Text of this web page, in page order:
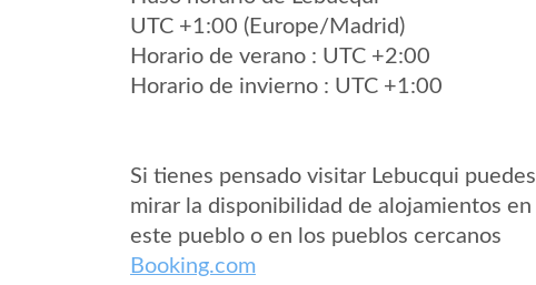
UTC +1:00 (Europe/Madrid)
Horario de verano : UTC +2:00
Horario de invierno : UTC +1:00
Si tienes pensado visitar Lebucqui puedes
mirar la disponibilidad de alojamientos en
este pueblo o en los pueblos cercanos
Booking.com